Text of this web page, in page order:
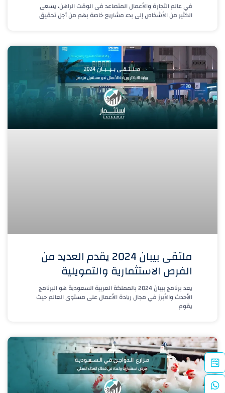
في عالم التجارة والأعمال المتصاعد فى الوقت الراهن، يسعى
الكثير من الأشخاص إلى بدء مشاريع خاصة بهم من أجل تحقيق
ملتقى بيبان 2024 يقدم العديد من
الفرص الاستثمارية والتمويلية
يعد برنامج بيبان 2024 بالمملكة العربية السعودية هو البرنامج
الأحدث والأبرز في مجال ريادة الأعمال على مستوى العالم حيث
يقوم